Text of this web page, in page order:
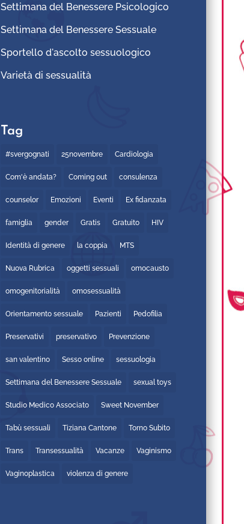
Settimana del Benessere Psicologico
Settimana del Benessere Sessuale
Sportello d'ascolto sessuologico
Varietà di sessualità
Tag
#svergognati 25novembre Cardiologia
Com'è andata? Coming out consulenza
counselor Emozioni Eventi Ex fidanzata
famiglia gender Gratis Gratuito HIV
Identità di genere la coppia MTS
Nuova Rubrica oggetti sessuali omocausto
omogenitorialità omosessualità
Orientamento sessuale Pazienti Pedofilia
Preservativi preservativo Prevenzione
san valentino Sesso online sessuologia
Settimana del Benessere Sessuale sexual toys
Studio Medico Associato Sweet November
Tabù sessuali Tiziana Cantone Torno Subito
Trans Transessualità Vacanze Vaginismo
Vaginoplastica violenza di genere